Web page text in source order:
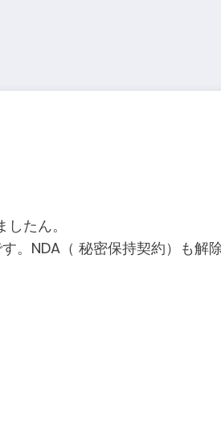
たん。
。NDA（ 秘密保持契約）も解